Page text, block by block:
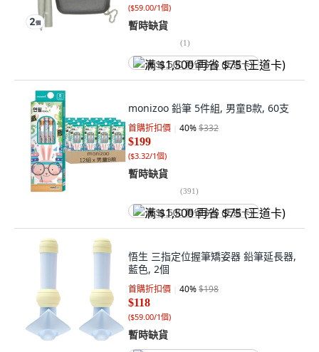
($59.00/1個)
暫時缺貨
(1)
满 $1,500 再省 $75 (王道卡)
monizoo 鉛筆 5件組, 男童B款, 60支
首購折扣價 40%$332
$199
($3.32/1個)
暫時缺貨
(391)
满 $1,500 再省 $75 (王道卡)
悟生 三指定位握筆矯姿器 鉛筆延長器,
藍色, 2個
首購折扣價 40%$198
$118
($59.00/1個)
暫時缺貨